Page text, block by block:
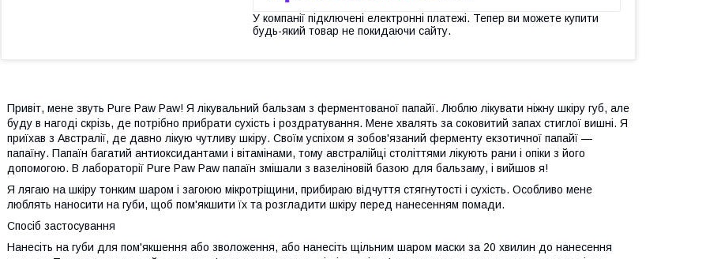
У компанії підключені електронні платежі. Тепер ви можете купити
будь-який товар не покидаючи сайту.
Привіт, мене звуть Pure Paw Paw! Я лікувальний бальзам з ферментованої папайї. Люблю лікувати ніжну шкіру губ, але
буду в нагоді скрізь, де потрібно прибрати сухість і роздратування. Мене хвалять за соковитий запах стиглої вишні. Я
приїхав з Австралії, де давно лікую чутливу шкіру. Своїм успіхом я зобов'язаний ферменту екзотичної папайї —
папаїну. Папаїн багатий антиоксидантами і вітамінами, тому австралійці століттями лікують рани і опіки з його
допомогою. В лабораторії Pure Paw Paw папаїн змішали з вазеліновій базою для бальзаму, і вийшов я!
Я лягаю на шкіру тонким шаром і загоюю мікротріщини, прибираю відчуття стягнутості і сухість. Особливо мене
люблять наносити на губи, щоб пом'якшити їх та розгладити шкіру перед нанесенням помади.
Спосіб застосування
Нанесіть на губи для пом'якшення або зволоження, або нанесіть щільним шаром маски за 20 хвилин до нанесення